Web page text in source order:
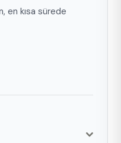
en kısa sürede